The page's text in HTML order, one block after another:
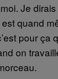
Je
quand
pour ça
on